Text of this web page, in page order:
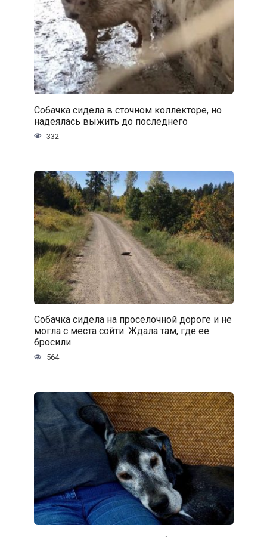
Собачка сидела в сточном коллекторе, но
надеялась выжить до последнего
332
Собачка сидела на проселочной дороге и не
могла с места сойти. Ждала там, где ее
бросили
564